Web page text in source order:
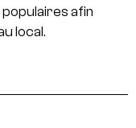
afin
local.